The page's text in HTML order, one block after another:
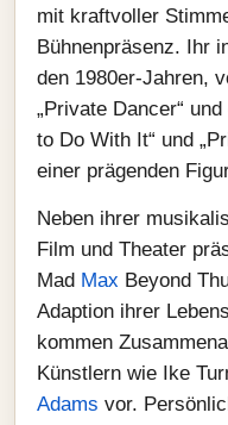
mit kraftvoller
Bühnenpräsenz. Ihr
den 1980er-Jahren,
„Private Dancer“
to Do With It“ und
einer prägenden
Neben ihrer
Film und Theater
Mad Max Beyond
Adaption ihrer
kommen
Künstlern wie Ike
Adams vor.